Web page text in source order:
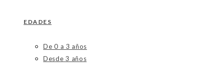
EDADES
De 0 a 3 años
Desde 3 años